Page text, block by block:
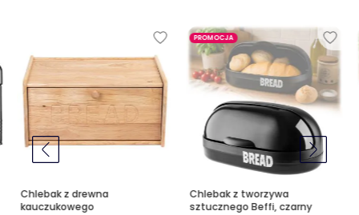
Chlebak z drewna
kauczukowego
PROMOCJA
Chlebak z tworzywa
sztucznego Beffi, czarny